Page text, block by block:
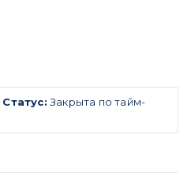
Статус: Закрыта по тайм-